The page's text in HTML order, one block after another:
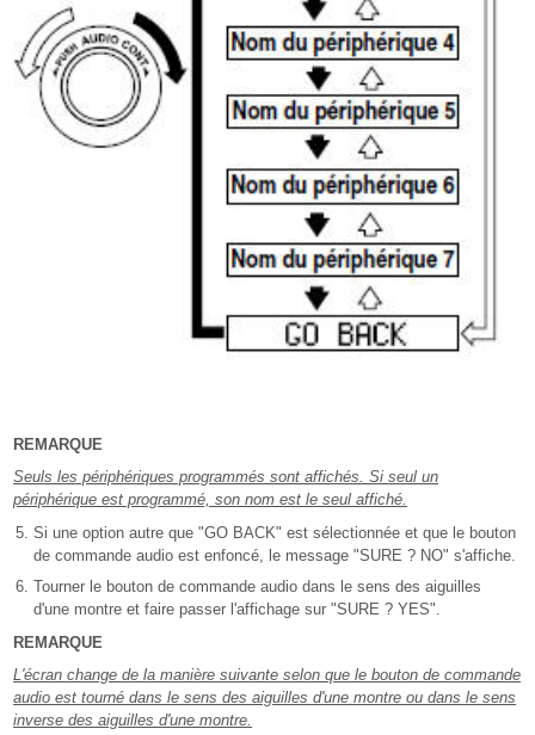
REMARQUE
Seuls les périphériques programmés sont affichés. Si seul un
périphérique est programmé, son nom est le seul affiché.
Si une option autre que "GO BACK" est sélectionnée et que le bouton
de commande audio est enfoncé, le message "SURE ? NO" s'affiche.
Tourner le bouton de commande audio dans le sens des aiguilles
d'une montre et faire passer l'affichage sur "SURE ? YES".
REMARQUE
L'écran change de la manière suivante selon que le bouton de commande
audio est tourné dans le sens des aiguilles d'une montre ou dans le sens
inverse des aiguilles d'une montre.